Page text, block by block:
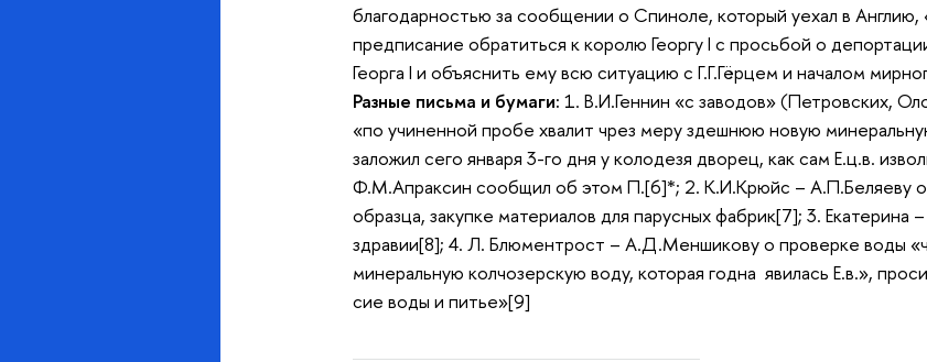
благодарностью за сообщении о Спиноле, который уехал в
предписание обратиться к королю Георгу I с просьбой о
Георга I и объяснить ему всю ситуацию с Г.Г.Гёрцем и началом
Разные письма и бумаги: 1. В.И.Геннин «с заводов» (Петровских,
«по учиненной пробе хвалит чрез меру здешнюю новую
заложил сего января 3-го дня у колодезя дворец, как сам Е.ц.в.
Ф.М.Апраксин сообщил об этом П.[6]*; 2. К.И.Крюйс – А.П.Беляеву о
образца, закупке материалов для парусных фабрик[7]; 3.
здравии[8]; 4. Л. Блюментрост – А.Д.Меншикову о проверке воды
минеральную колчозерскую воду, которая годна явилась Е.в.»,
сие воды и питье»[9]